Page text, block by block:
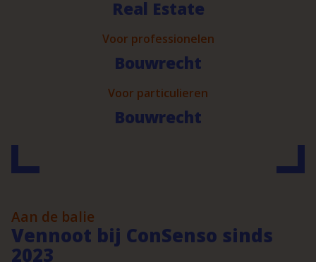
Real Estate
Voor professionelen
Bouwrecht
Voor particulieren
Bouwrecht
Aan de balie
Vennoot bij ConSenso sinds
2023